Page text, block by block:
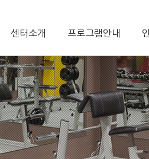
센터소개 프로그램안내